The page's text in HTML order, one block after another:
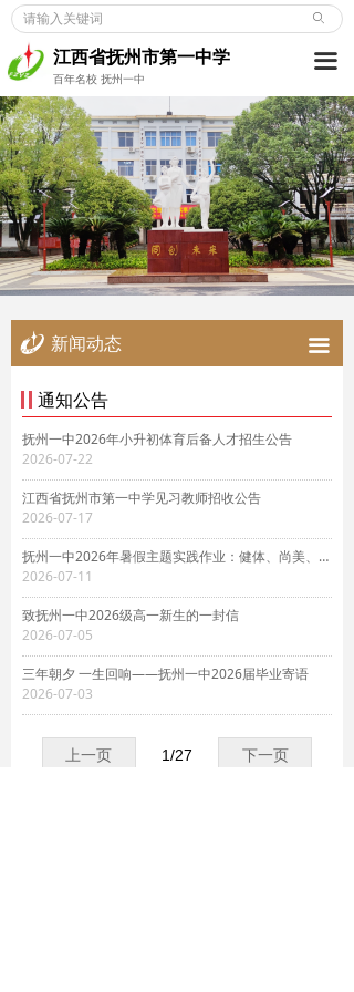
江西省抚州市第一中学
百年名校 抚州一中
ꄙ
끀
首页
学校概况
新闻动态
党建博览
教师发展
学生成长
德育天地
招考信息
合作交流
新闻动态 끀
抚州一中2026年小升初体育后备人才招生公告
2026-07-22
江西省抚州市第一中学见习教师招收公告
2026-07-17
抚州一中2026年暑假主题实践作业：健体、尚美、劳动、阅知
2026-07-11
致抚州一中2026级高一新生的一封信
2026-07-05
三年朝夕 一生回响——抚州一中2026届毕业寄语
2026-07-03
上一页 下一页
1/27
通知公告